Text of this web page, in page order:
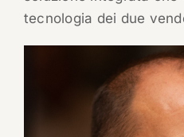
tecnologia dei due